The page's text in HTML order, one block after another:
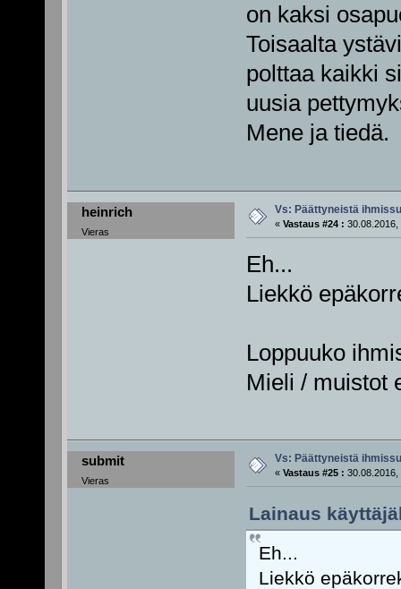
on kaksi
Toisaalta
polttaa kaikki
uusia
Mene ja tiedä.
heinrich
Vieras
Vs: Päättyneistä
« Vastaus #24 : 30.08.2016,
Eh...
Liekkö
Loppuuko
Mieli / muistot
submit
Vieras
Vs: Päättyneistä
« Vastaus #25 : 30.08.2016,
Lainaus
Eh...
Liekkö